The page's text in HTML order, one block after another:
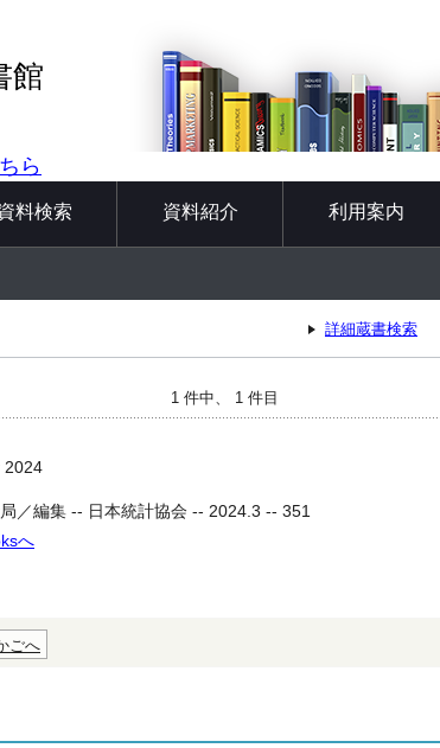
館
ら
料検索 資料紹介 利用案内
詳細蔵書検索
1 件中、 1 件目
2024
／編集 -- 日本統計協会 -- 2024.3 -- 351
へ
ごへ